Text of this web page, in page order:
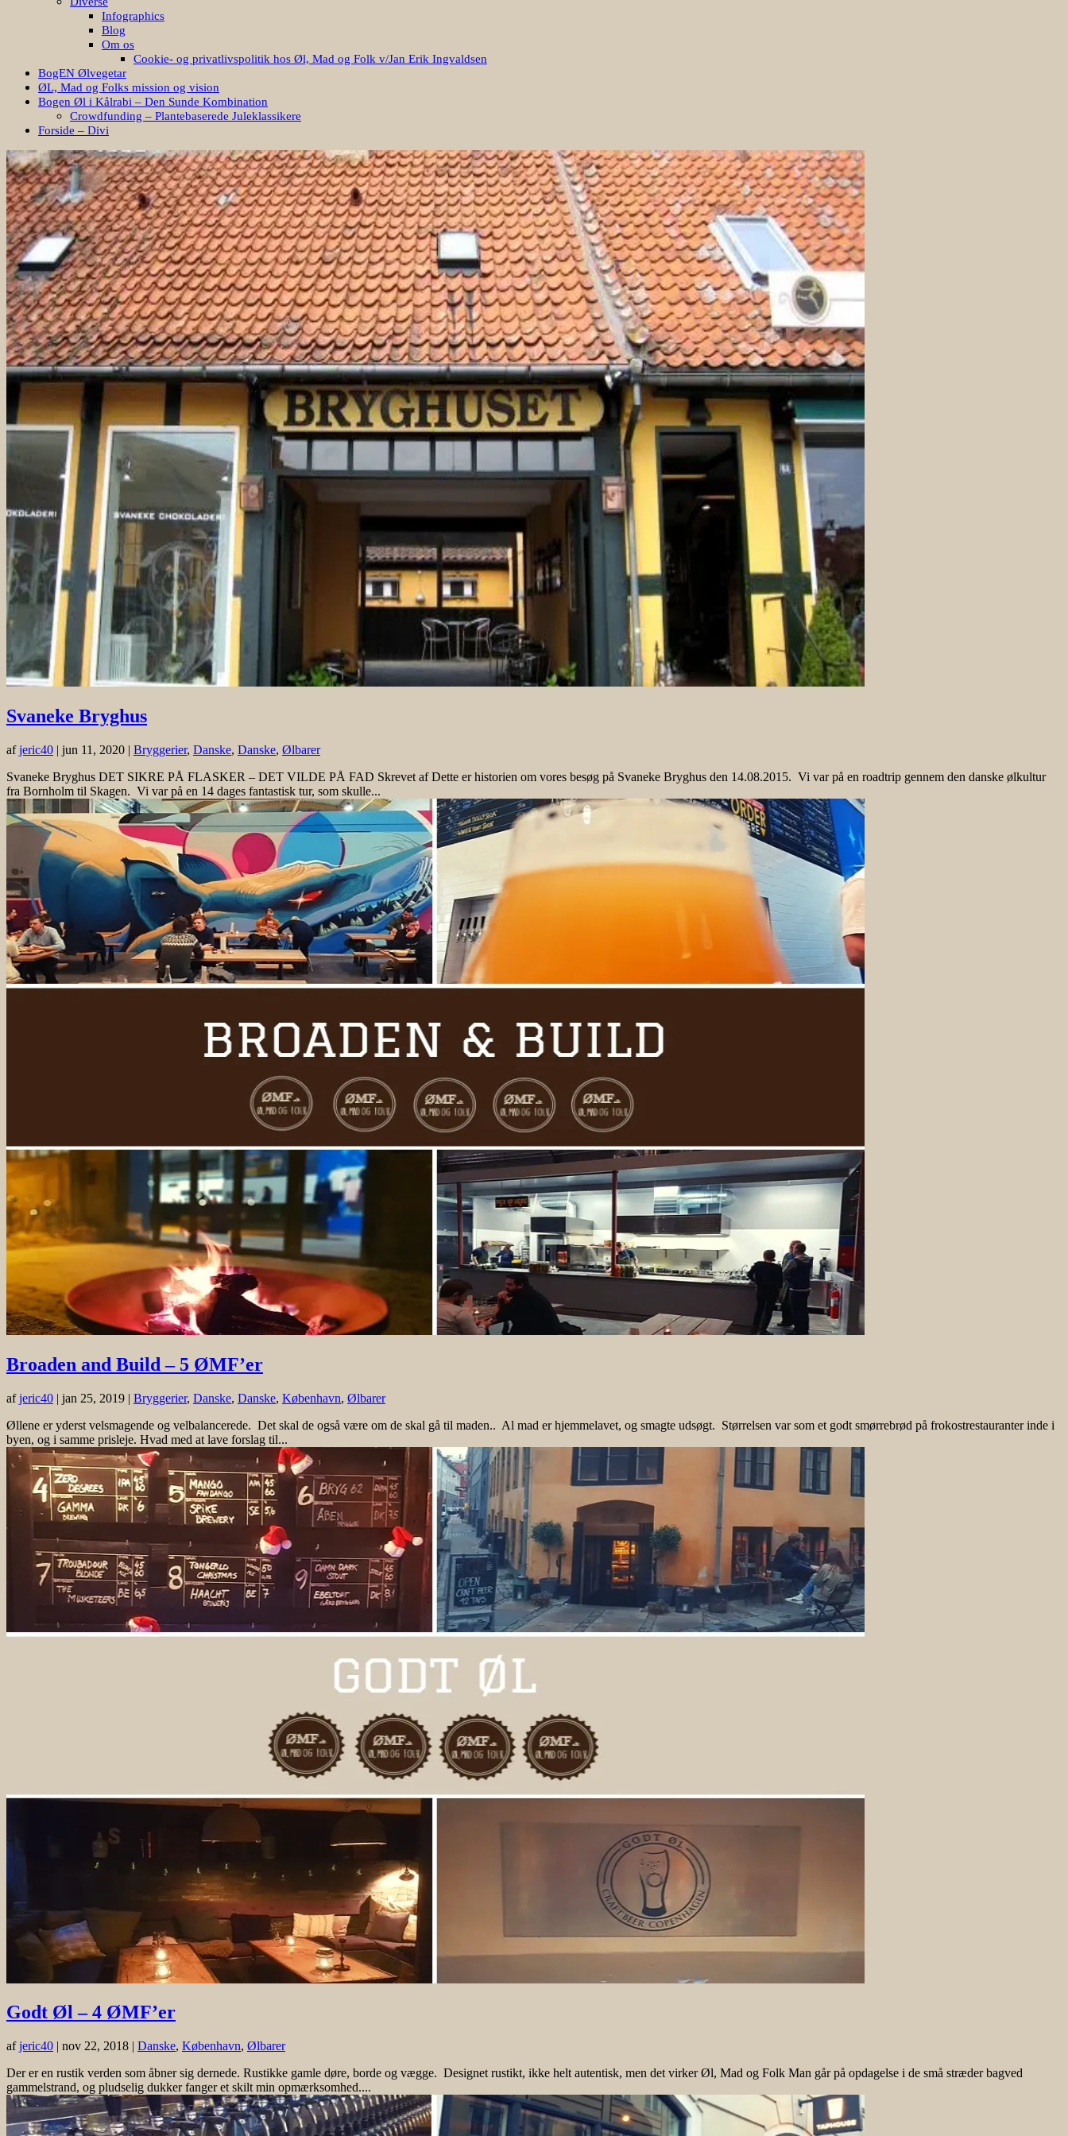
Infographics
Blog
Om os
Cookie- og privatlivspolitik hos Øl, Mad og Folk v/Jan Erik Ingvaldsen
BogEN Ølvegetar
ØL, Mad og Folks mission og vision
Bogen Øl i Kålrabi – Den Sunde Kombination
Crowdfunding – Plantebaserede Juleklassikere
Forside – Divi
Svaneke Bryghus
afjeric40 | jun 11, 2020 | Bryggerier, Danske, Danske, Ølbarer
Svaneke Bryghus DET SIKRE PÅ FLASKER – DET VILDE PÅ FAD Skrevet af Dette er historien om vores besøg på Svaneke Bryghus den 14.08.2015. Vi var på en roadtrip gennem den danske ølkultur
fra Bornholm til Skagen. Vi var på en 14 dages fantastisk tur, som skulle...
Broaden and Build – 5 ØMF’er
afjeric40 | jan 25, 2019 | Bryggerier, Danske, Danske, København, Ølbarer
Øllene er yderst velsmagende og velbalancerede. Det skal de også være om de skal gå til maden.. Al mad er hjemmelavet, og smagte udsøgt. Størrelsen var som et godt smørrebrød på frokostrestauranter inde i
byen, og i samme prisleje. Hvad med at lave forslag til...
Godt Øl – 4 ØMF’er
afjeric40 | nov 22, 2018 | Danske, København, Ølbarer
Der er en rustik verden som åbner sig dernede. Rustikke gamle døre, borde og vægge. Designet rustikt, ikke helt autentisk, men det virker Øl, Mad og Folk Man går på opdagelse i de små stræder bagved
gammelstrand, og pludselig dukker fanger et skilt min opmærksomhed....